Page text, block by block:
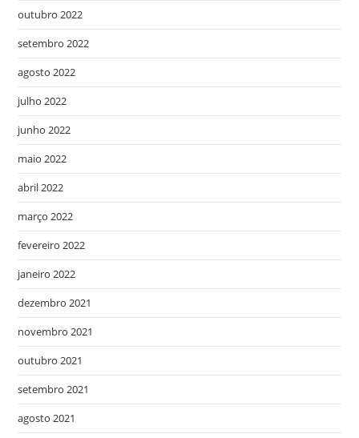
outubro 2022
setembro 2022
agosto 2022
julho 2022
junho 2022
maio 2022
abril 2022
março 2022
fevereiro 2022
janeiro 2022
dezembro 2021
novembro 2021
outubro 2021
setembro 2021
agosto 2021